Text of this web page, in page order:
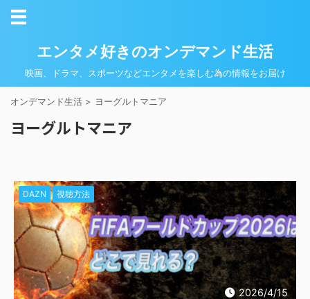
エンタメ好きのオンデマンド生活
映画、ドラマ、スポーツなどエンタメを楽しむ為の情報をお届け
オンデマンド生活 > ヨーグルトマニア
ヨーグルトマニア
2026/4/15
DAZN 視聴方法